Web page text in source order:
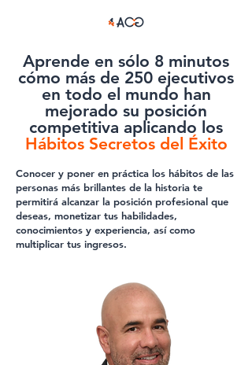
Aprende en sólo 8 minutos
cómo más de 250 ejecutivos
en todo el mundo han
mejorado su posición
competitiva aplicando los
Hábitos Secretos del Éxito
Conocer y poner en práctica los hábitos de las
personas más brillantes de la historia te
permitirá alcanzar la posición profesional que
deseas, monetizar tus habilidades,
conocimientos y experiencia, así como
multiplicar tus ingresos.